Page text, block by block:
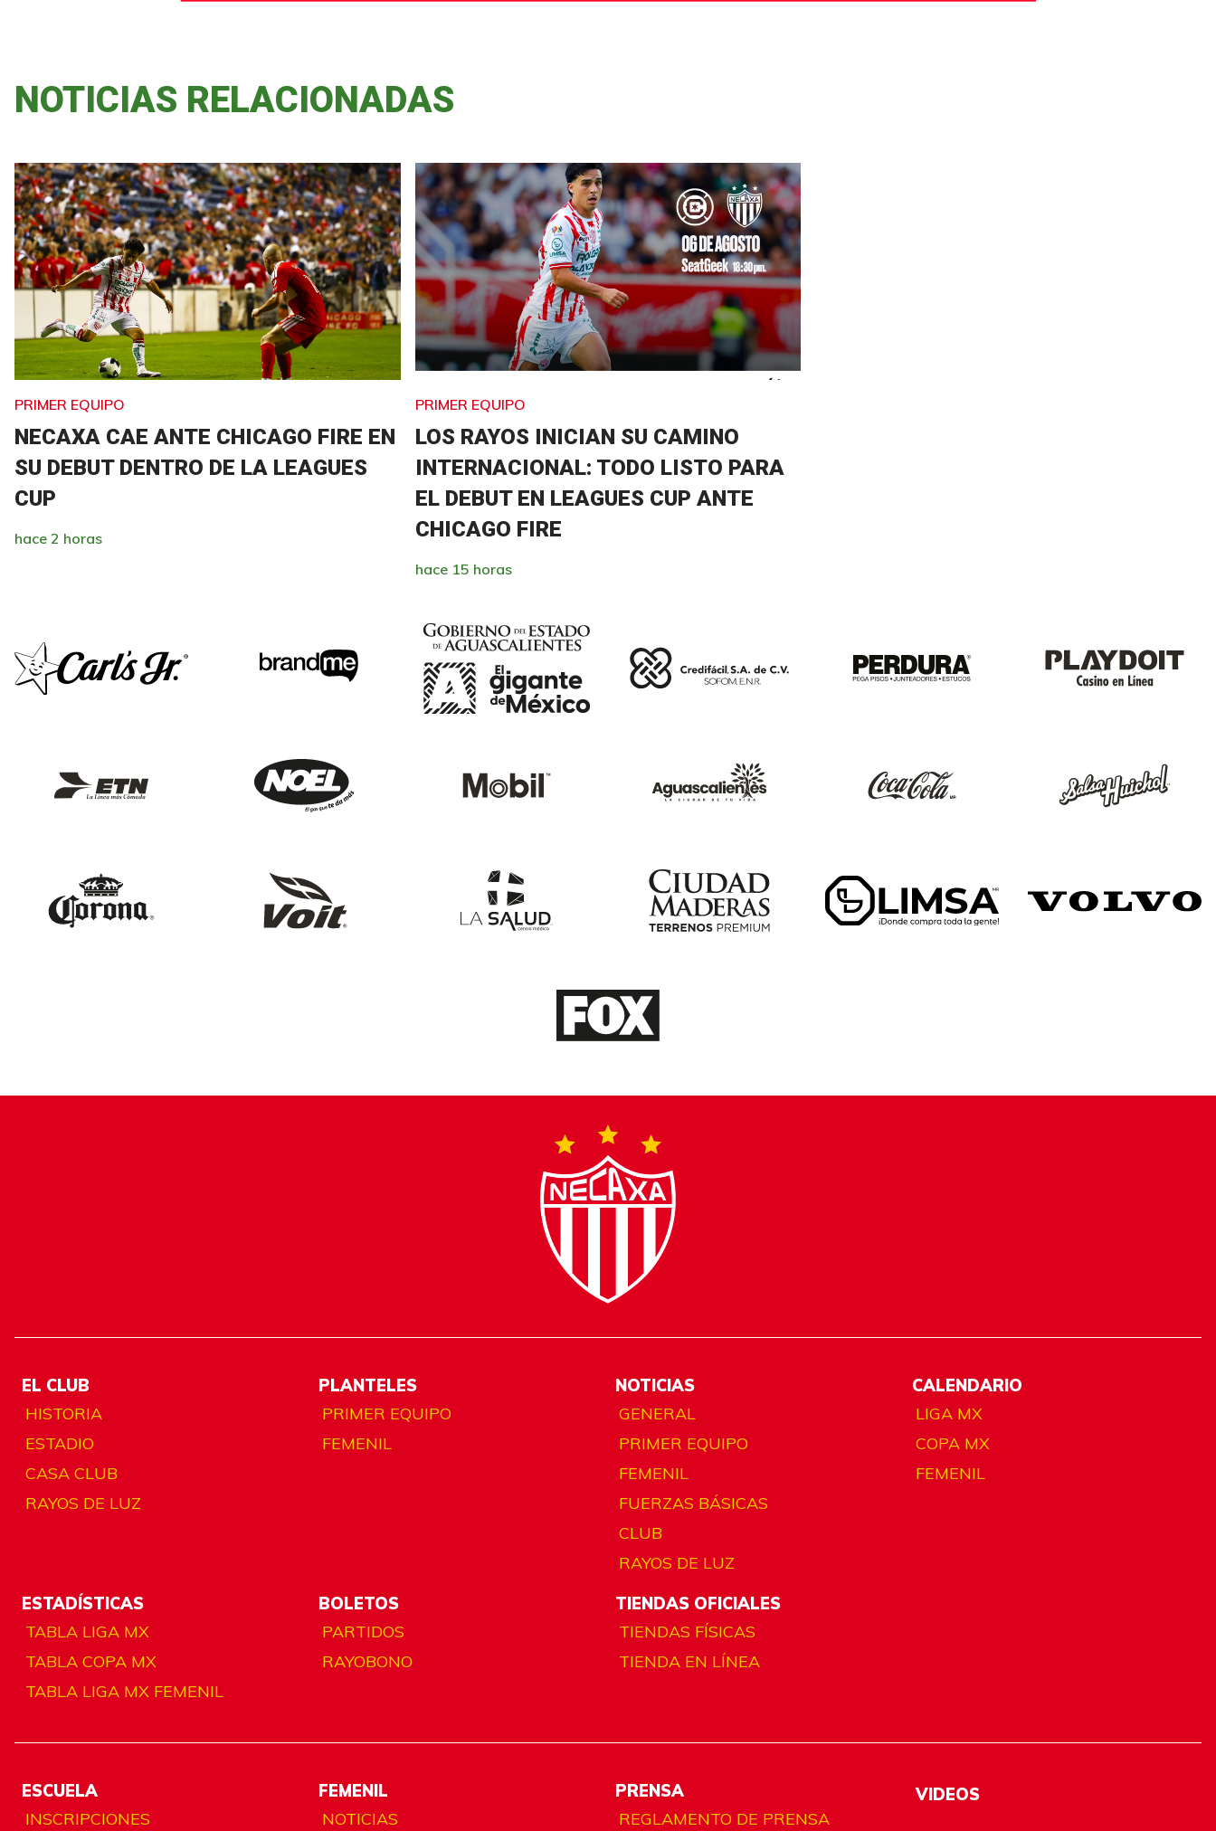
NOTICIAS RELACIONADAS
PRIMER EQUIPO
NECAXA CAE ANTE CHICAGO FIRE EN
SU DEBUT DENTRO DE LA LEAGUES
CUP
hace 2 horas
PRIMER EQUIPO
LOS RAYOS INICIAN SU CAMINO
INTERNACIONAL: TODO LISTO PARA
EL DEBUT EN LEAGUES CUP ANTE
CHICAGO FIRE
hace 15 horas
EL CLUB
HISTORIA
ESTADIO
CASA CLUB
RAYOS DE LUZ
PLANTELES
PRIMER EQUIPO
FEMENIL
NOTICIAS
GENERAL
PRIMER EQUIPO
FEMENIL
FUERZAS BÁSICAS
CLUB
RAYOS DE LUZ
CALENDARIO
LIGA MX
COPA MX
FEMENIL
ESTADÍSTICAS
TABLA LIGA MX
TABLA COPA MX
TABLA LIGA MX FEMENIL
BOLETOS
PARTIDOS
RAYOBONO
TIENDAS OFICIALES
TIENDAS FÍSICAS
TIENDA EN LÍNEA
ESCUELA
INSCRIPCIONES
FEMENIL
NOTICIAS
PRENSA
REGLAMENTO DE PRENSA
VIDEOS